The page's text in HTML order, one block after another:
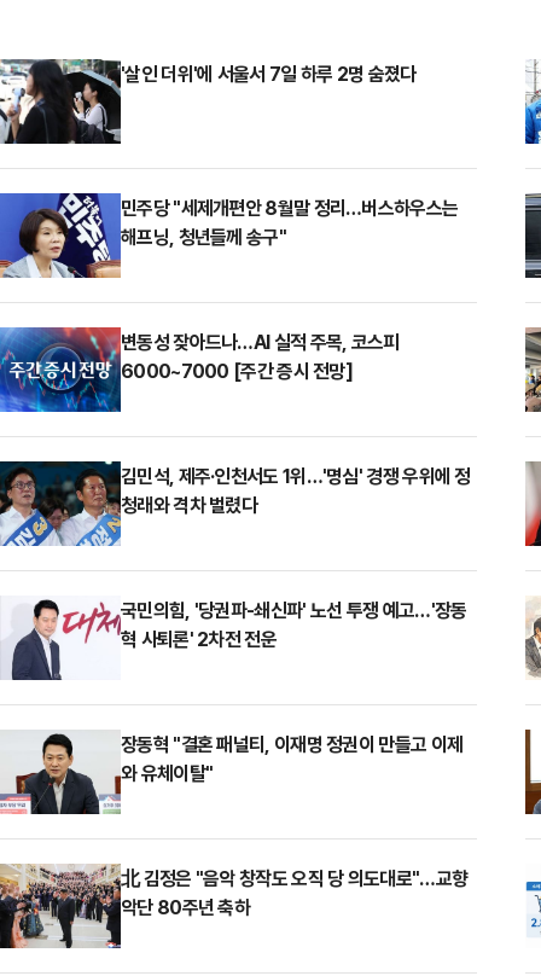
'살인 더위'에 서울서 7일 하루 2명 숨졌다
민주당 "세제개편안 8월말 정리…버스하우스는
해프닝, 청년들께 송구"
변동성 잦아드나…AI 실적 주목, 코스피
6000~7000 [주간 증시 전망]
김민석, 제주·인천서도 1위…'명심' 경쟁 우위에 정
청래와 격차 벌렸다
국민의힘, '당권파-쇄신파' 노선 투쟁 예고…'장동
혁 사퇴론' 2차전 전운
장동혁 "결혼 패널티, 이재명 정권이 만들고 이제
와 유체이탈"
北 김정은 "음악 창작도 오직 당 의도대로"…교향
악단 80주년 축하